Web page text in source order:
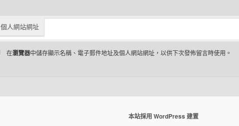
個人網站網址
在瀏覽器中儲存顯示名稱、電子郵件地址及個人網站網址，以供下次發佈留言時使用。
本站採用 WordPress 建置